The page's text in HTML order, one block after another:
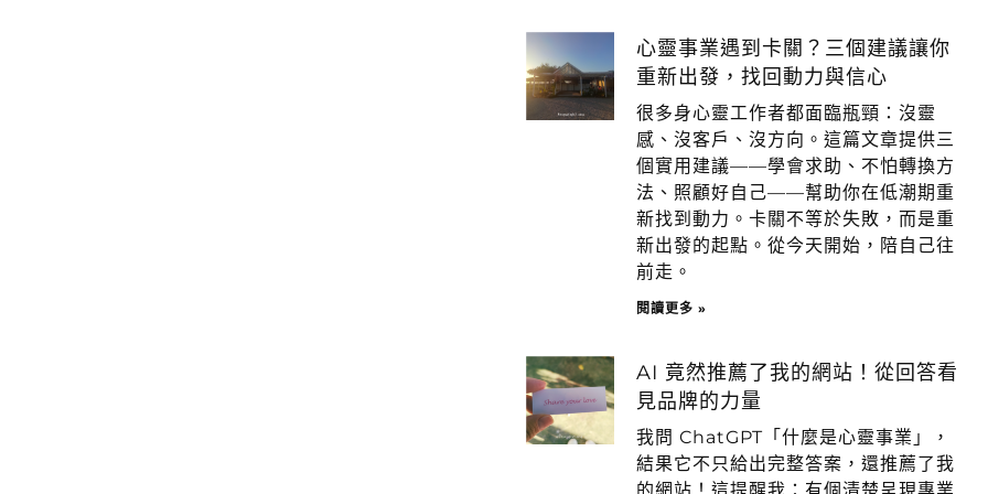
心靈事業遇到卡關？三個建議讓你
重新出發，找回動力與信心
很多身心靈工作者都面臨瓶頸：沒靈
感、沒客戶、沒方向。這篇文章提供三
個實用建議——學會求助、不怕轉換方
法、照顧好自己——幫助你在低潮期重
新找到動力。卡關不等於失敗，而是重
新出發的起點。從今天開始，陪自己往
前走。
閱讀更多 »
AI 竟然推薦了我的網站！從回答看
見品牌的力量
我問 ChatGPT「什麼是心靈事業」，
結果它不只給出完整答案，還推薦了我